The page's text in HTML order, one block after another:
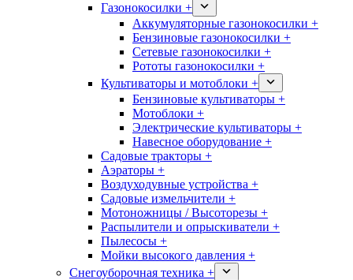
Газонокосилки +
Аккумуляторные газонокосилки +
Бензиновые газонокосилки +
Сетевые газонокосилки +
Рототы газонокосилки +
Культиваторы и мотоблоки +
Бензиновые культиваторы +
Мотоблоки +
Электрические культиваторы +
Навесное оборудование +
Садовые тракторы +
Аэраторы +
Воздуходувные устройства +
Садовые измельчители +
Мотоножницы / Высоторезы +
Распылители и опрыскиватели +
Пылесосы +
Мойки высокого давления +
Снегоуборочная техника +